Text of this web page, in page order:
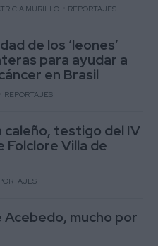
MURILLO REPORTAJES
de los ‘leones’
para ayudar a
en Brasil
REPORTAJES
caleño, testigo del IV
Folclore Villa de
mucho por